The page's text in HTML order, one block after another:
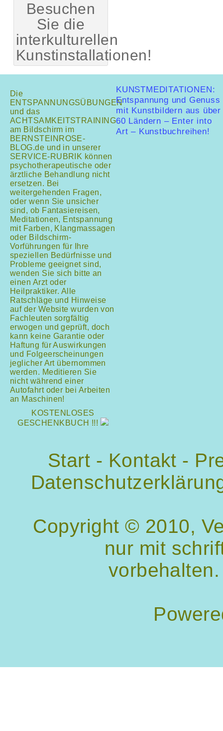
Besuchen
Sie die
interkulturellen
Kunstinstallationen!
Die
ENTSPANNUNGSÜBUNGEN
und das
ACHTSAMKEITSTRAINING
am Bildschirm im
BERNSTEINROSE-
BLOG.de und in unserer
SERVICE-RUBRIK können
psychotherapeutische oder
ärztliche Behandlung nicht
ersetzen. Bei
weitergehenden Fragen,
oder wenn Sie unsicher
sind, ob Fantasiereisen,
Meditationen, Entspannung
mit Farben, Klangmassagen
oder Bildschirm-
Vorführungen für Ihre
speziellen Bedürfnisse und
Probleme geeignet sind,
wenden Sie sich bitte an
einen Arzt oder
Heilpraktiker. Alle
Ratschläge und Hinweise
auf der Website wurden von
Fachleuten sorgfältig
erwogen und geprüft, doch
kann keine Garantie oder
Haftung für Auswirkungen
und Folgeerscheinungen
jeglicher Art übernommen
werden. Meditieren Sie
nicht während einer
Autofahrt oder bei Arbeiten
an Maschinen!
KOSTENLOSES
GESCHENKBUCH !!!
KUNSTMEDITATIONEN:
Entspannung und Genuss
mit Kunstbildern aus über
60 Ländern – Enter into
Art – Kunstbuchreihen!
Start - Kontakt -
Copyright © 2010,
nur mit